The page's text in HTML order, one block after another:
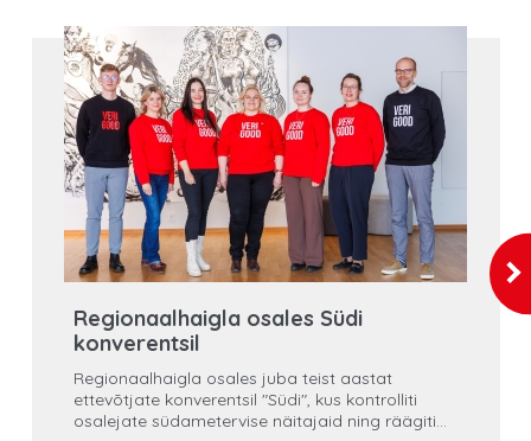
Regionaalhaigla osales Südi
konverentsil
Regionaalhaigla osales juba teist aastat
ettevõtjate konverentsil "Südi", kus kontrolliti
osalejate südametervise näitajaid ning räägiti